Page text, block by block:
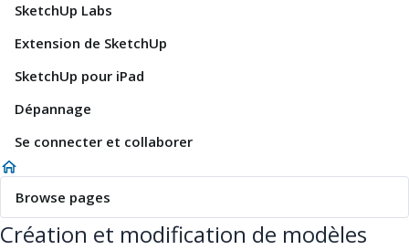
SketchUp Labs
Extension de SketchUp
SketchUp pour iPad
Dépannage
Se connecter et collaborer
Browse pages
Création et modification de modèles